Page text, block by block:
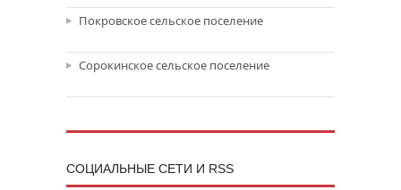
Покровское сельское поселение
Сорокинское сельское поселение
CОЦИАЛЬНЫЕ СЕТИ И RSS